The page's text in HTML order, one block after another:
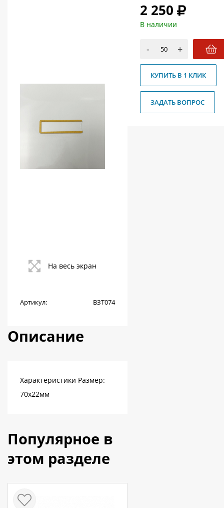
Контакты
На весь экран
Артикул: ВЗТ074
Описание
Характеристики Размер:
70х22мм
Популярное в
этом разделе
2 250
В наличии
- +
КУПИТЬ В 1 КЛИК
ЗАДАТЬ ВОПРОС